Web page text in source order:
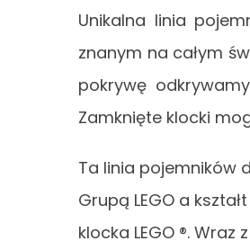
Unikalna linia
znanym na całym
pokrywę
Zamknięte klocki
Ta linia pojemników
Grupą LEGO a
klocka LEGO ®.